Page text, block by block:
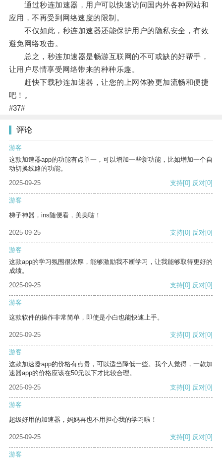
通过秒连加速器，用户可以快速访问国内外各种网站和
应用，不再受到网络速度的限制。
不仅如此，秒连加速器还能保护用户的隐私安全，有效
避免网络攻击。
总之，秒连加速器是畅游互联网的不可或缺的好帮手，
让用户尽情享受网络带来的种种乐趣。
赶快下载秒连加速器，让您的上网体验更加流畅和便捷
吧！。
#37#
评论
游客
这款加速器app的功能有点单一，可以增加一些新功能，比如增加一个自
动切换线路的功能。
2025-09-25
支持[0] 反对[0]
游客
梯子神器，ins随便看，美美哒！
2025-09-25 支持[0] 反对[0]
游客
这款app的学习氛围很浓厚，能够激励我不断学习，让我能够取得更好的
成绩。
2025-09-25
支持[0] 反对[0]
游客
这款软件的操作非常简单，即使是小白也能快速上手。
2025-09-25 支持[0] 反对[0]
游客
这款加速器app的价格有点贵，可以适当降低一些。我个人觉得，一款加
速器app的价格应该在50元以下才比较合理。
2025-09-25
支持[0] 反对[0]
游客
超级好用的加速器，妈妈再也不用担心我的学习啦！
2025-09-25 支持[0] 反对[0]
游客